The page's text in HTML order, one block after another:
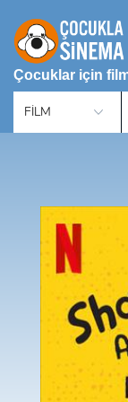
Çocuklar için